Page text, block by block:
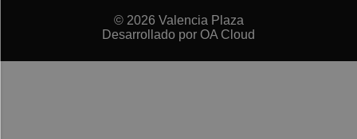
© 2026 Valencia Plaza
Desarrollado por OA Cloud